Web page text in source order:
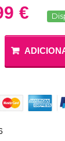
€